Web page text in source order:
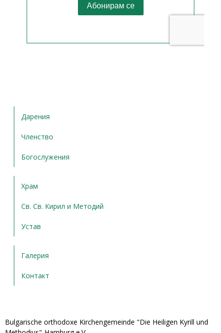
Дарения
Членство
Богослужения
Храм
Св. Св. Кирил и Методий
Устав
Галерия
Контакт
Bulgarische orthodoxe Kirchengemeinde "Die Heiligen Kyrill und